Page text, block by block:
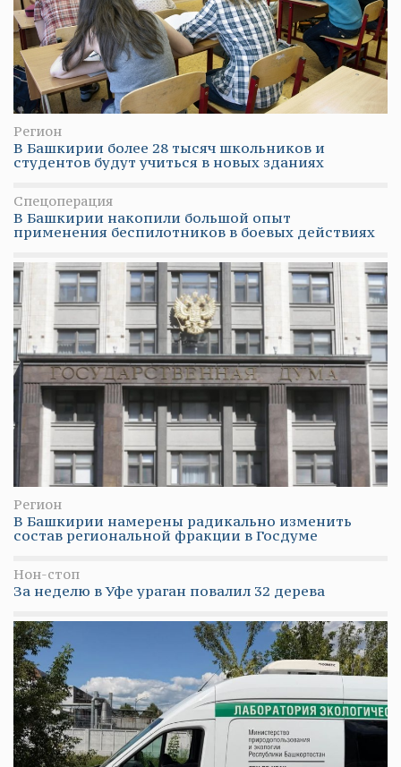
Регион
В Башкирии более 28 тысяч школьников и
студентов будут учиться в новых зданиях
Спецоперация
В Башкирии накопили большой опыт
применения беспилотников в боевых действиях
Регион
В Башкирии намерены радикально изменить
состав региональной фракции в Госдуме
Нон-стоп
За неделю в Уфе ураган повалил 32 дерева